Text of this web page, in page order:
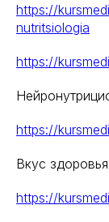
https://
nutritsiologia
https://
https://
Вкус здоровья
https://
Общество с
Неврология
Эндокринология
Детская нутрициология
Основные сведения
управления
Отзывы
Контакты